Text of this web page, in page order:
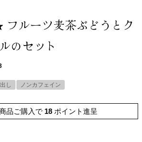
フルーツ麦茶ぶどうとク
のセット
し ノンカフェイン
品ご購入で 18 ポイント進呈